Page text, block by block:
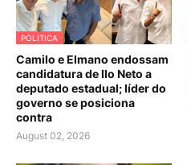
POLITICA
Camilo e Elmano endossam
candidatura de Ilo Neto a
deputado estadual; líder do
governo se posiciona
contra
August 02, 2026